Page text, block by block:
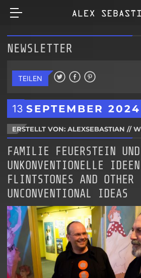
NEWSLETTER
TEILEN
13SEPTEMBER2024
ERSTELLT VON: ALEXSEBASTIAN //
FAMILIE FEUERSTEIN
UNKONVENTIONELLE
FLINTSTONES AND OTHER
UNCONVENTIONAL IDEAS